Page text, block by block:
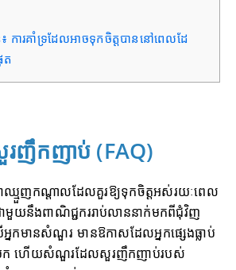
៖ ការគាំទ្រដែលអាចទុកចិត្តបាននៅពេលដែ
ត
ញឹកញាប់ (FAQ)
មួញកណ្តាលដែលគួរឱ្យទុកចិត្តអស់រយៈពេល
មួយនឹងពាណិជ្ជកររាប់លាននាក់មកពីជុំវិញ
កមានសំណួរ មានឱកាសដែលអ្នកផ្សេងធ្លាប់
ក ហើយសំណួរដែលសួរញឹកញាប់របស់